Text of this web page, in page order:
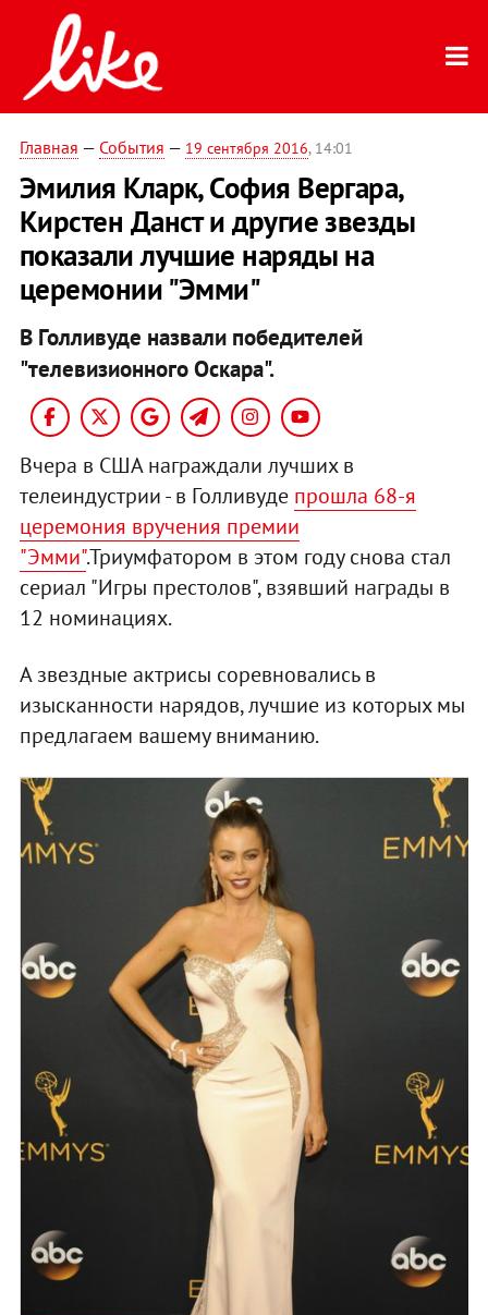
Главная — События — 19 сентября 2016, 14:01
Эмилия Кларк, София Вергара,
Кирстен Данст и другие звезды
показали лучшие наряды на
церемонии "Эмми"
В Голливуде назвали победителей
"телевизионного Оскара".
Вчера в США награждали лучших в
телеиндустрии - в Голливуде прошла 68-я
церемония вручения премии
"Эмми".Триумфатором в этом году снова стал
сериал "Игры престолов", взявший награды в
12 номинациях.
А звездные актрисы соревновались в
изысканности нарядов, лучшие из которых мы
предлагаем вашему вниманию.